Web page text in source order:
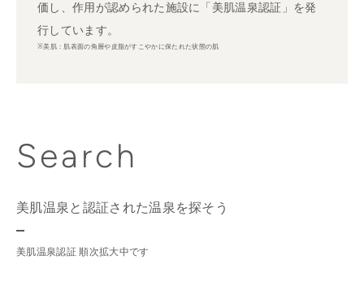
価し、作用が認められた施設に「美肌温泉認証」を発
行しています。
※美肌：肌表面の角層や皮脂がすこやかに保たれた状態の肌
Search
美肌温泉と認証された温泉を探そう
美肌温泉認証 順次拡大中です